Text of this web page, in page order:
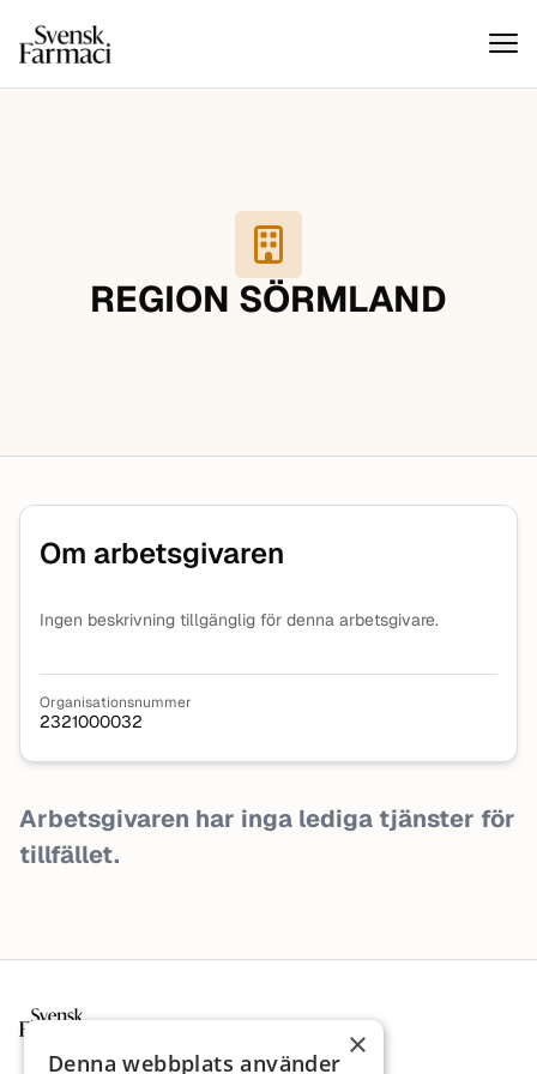
Hoppa till innehåll
Svensk farmaci
REGION SÖRMLAND
Om arbetsgivaren
Ingen beskrivning tillgänglig för denna arbetsgivare.
Organisationsnummer
2321000032
Arbetsgivaren har inga lediga tjänster för
tillfället.
×
Denna webbplats använder